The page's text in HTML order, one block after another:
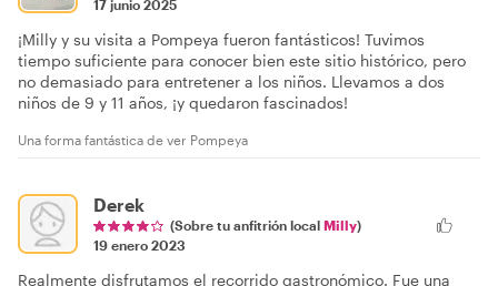
17 junio 2025
¡Milly y su visita a Pompeya fueron fantásticos! Tuvimos
tiempo suficiente para conocer bien este sitio histórico, pero
no demasiado para entretener a los niños. Llevamos a dos
niños de 9 y 11 años, ¡y quedaron fascinados!
Una forma fantástica de ver Pompeya
Derek
(Sobre tu anfitrión local Milly)
19 enero 2023
Realmente disfrutamos el recorrido gastronómico. Fue una